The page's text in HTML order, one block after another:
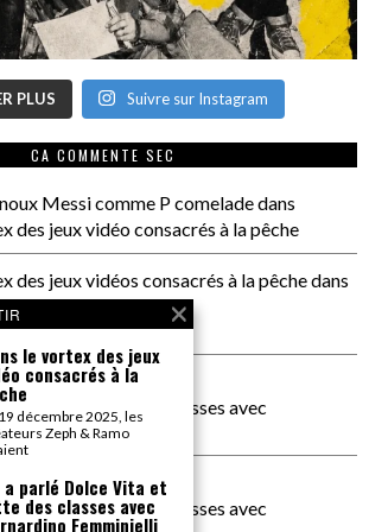
PLUS Suivre sur Instagram
CA COMMENTE SEC
Messi comme P comeladedans
des jeux vidéo consacrés à la pêche
des jeux vidéos consacrés à la pêchedans
Gnose
Vita et lutte des classes avec
à l'o tiededans
Vita et lutte des classes avec
le vortex des jeux
consacrés à la
décembre 2025, les
Zeph & Ramo
a parlé Dolce Vita et
des classes avec
Femminielli